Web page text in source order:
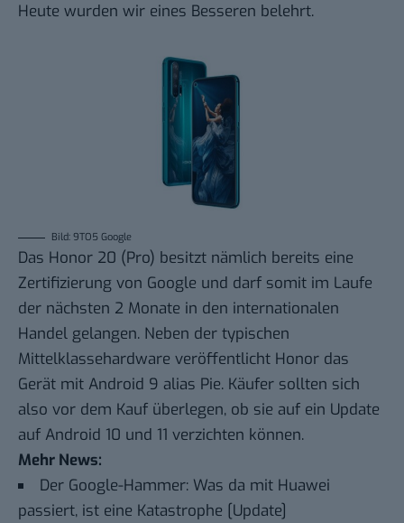
Heute wurden wir eines Besseren belehrt.
Bild: 9TO5 Google
Das Honor 20 (Pro) besitzt nämlich bereits eine
Zertifizierung von Google und darf somit im Laufe
der nächsten 2 Monate in den internationalen
Handel gelangen. Neben der typischen
Mittelklassehardware veröffentlicht Honor das
Gerät mit Android 9 alias Pie. Käufer sollten sich
also vor dem Kauf überlegen, ob sie auf ein Update
auf Android 10 und 11 verzichten können.
Mehr News:
Der Google-Hammer: Was da mit Huawei
passiert, ist eine Katastrophe [Update]